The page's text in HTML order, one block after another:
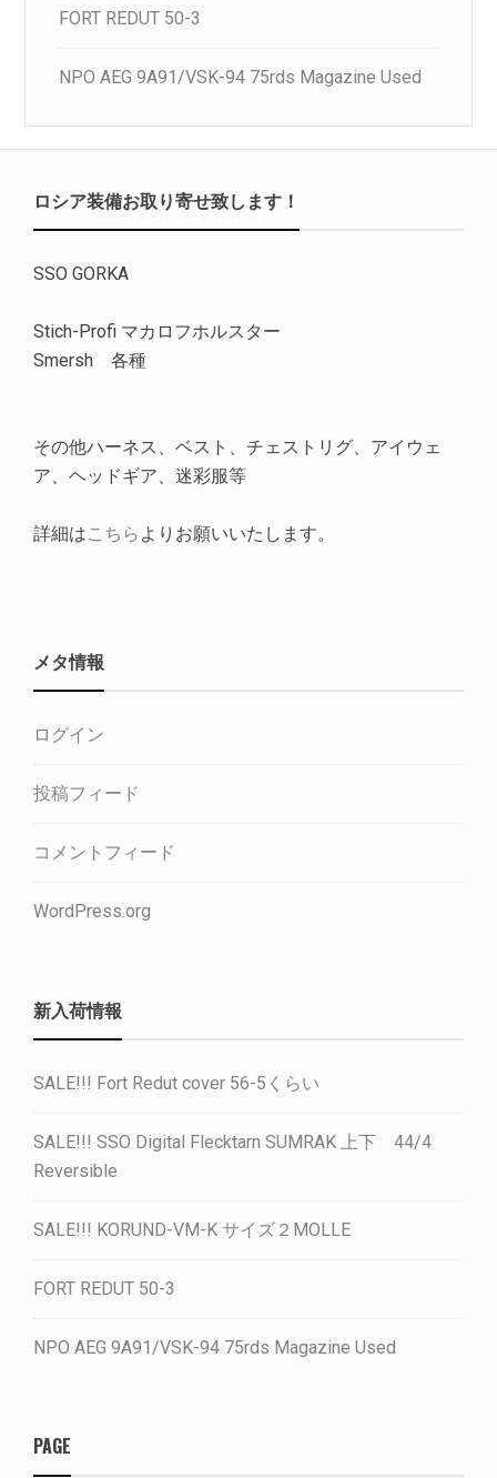
FORT REDUT 50-3
NPO AEG 9A91/VSK-94 75rds Magazine Used
ロシア装備お取り寄せ致します！
SSO GORKA
Stich-Profi マカロフホルスター
Smersh 各種
その他ハーネス、ベスト、チェストリグ、アイウェ
ア、ヘッドギア、迷彩服等
詳細はこちら よりお願いいたします。
メタ情報
ログイン
投稿フィード
コメントフィード
WordPress.org
新入荷情報
SALE!!! Fort Redut cover 56-5くらい
SALE!!! SSO Digital Flecktarn SUMRAK 上下 44/4
Reversible
SALE!!! KORUND-VM-K サイズ２MOLLE
FORT REDUT 50-3
NPO AEG 9A91/VSK-94 75rds Magazine Used
PAGE